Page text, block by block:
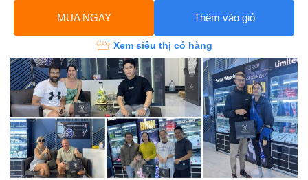
MUA NGAY Thêm vào giỏ
Xem siêu thị có hàng